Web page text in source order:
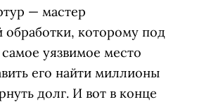
— мастер
обработки, которому под
уязвимое место
его найти миллионы
долг. И вот в конце